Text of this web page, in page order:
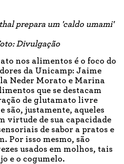
prepara um 'caldo umami'
Divulgação
nos alimentos é o foco do
da Unicamp: Jaime
Neder Morato e Marina
que se destacam
de glutamato livre
são, justamente, aqueles
virtude de sua capacidade
de sabor a pratos e
Por isso mesmo, são
usados em molhos, tais
e o cogumelo.